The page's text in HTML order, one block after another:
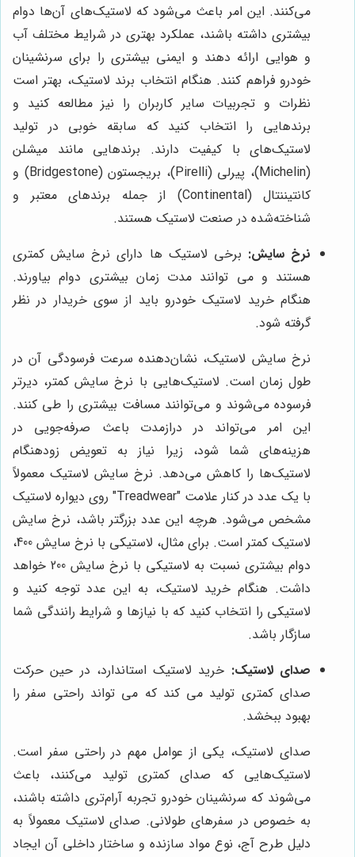
می‌کنند. این امر باعث می‌شود که لاستیک‌های آن‌ها دوام
بیشتری داشته باشند، عملکرد بهتری در شرایط مختلف آب
و هوایی ارائه دهند و ایمنی بیشتری را برای سرنشینان
خودرو فراهم کنند. هنگام انتخاب برند لاستیک، بهتر است
نظرات و تجربیات سایر کاربران را نیز مطالعه کنید و
برندهایی را انتخاب کنید که سابقه خوبی در تولید
لاستیک‌های با کیفیت دارند. برندهایی مانند میشلن
(Michelin)، پیرلی (Pirelli)، بریجستون (Bridgestone) و
کانتیننتال (Continental) از جمله برندهای معتبر و
شناخته‌شده در صنعت لاستیک هستند.
نرخ سایش: برخی لاستیک ها دارای نرخ سایش کمتری
هستند و می توانند مدت زمان بیشتری دوام بیاورند.
هنگام خرید لاستیک خودرو باید از سوی خریدار در نظر
گرفته شود.
نرخ سایش لاستیک، نشان‌دهنده سرعت فرسودگی آن در
طول زمان است. لاستیک‌هایی با نرخ سایش کمتر، دیرتر
فرسوده می‌شوند و می‌توانند مسافت بیشتری را طی کنند.
این امر می‌تواند در درازمدت باعث صرفه‌جویی در
هزینه‌های شما شود، زیرا نیاز به تعویض زودهنگام
لاستیک‌ها را کاهش می‌دهد. نرخ سایش لاستیک معمولاً
با یک عدد در کنار علامت "Treadwear" روی دیواره لاستیک
مشخص می‌شود. هرچه این عدد بزرگتر باشد، نرخ سایش
لاستیک کمتر است. برای مثال، لاستیکی با نرخ سایش 400،
دوام بیشتری نسبت به لاستیکی با نرخ سایش 200 خواهد
داشت. هنگام خرید لاستیک، به این عدد توجه کنید و
لاستیکی را انتخاب کنید که با نیازها و شرایط رانندگی شما
سازگار باشد.
صدای لاستیک: خرید لاستیک استاندارد، در حین حرکت
صدای کمتری تولید می کند که می تواند راحتی سفر را
بهبود ببخشد.
صدای لاستیک، یکی از عوامل مهم در راحتی سفر است.
لاستیک‌هایی که صدای کمتری تولید می‌کنند، باعث
می‌شوند که سرنشینان خودرو تجربه آرام‌تری داشته باشند،
به خصوص در سفرهای طولانی. صدای لاستیک معمولاً به
دلیل طرح آج، نوع مواد سازنده و ساختار داخلی آن ایجاد